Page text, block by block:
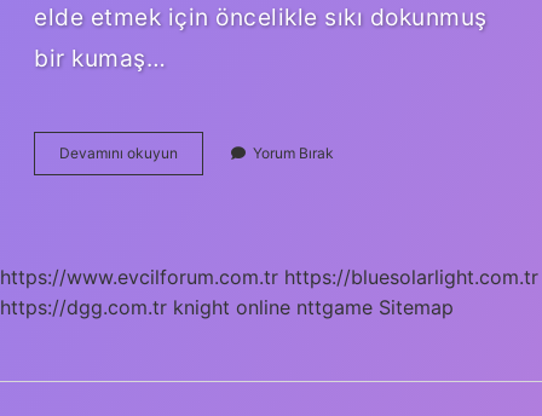
elde etmek için öncelikle sıkı dokunmuş
bir kumaş…
Devamını okuyun
Kumaşı
Yorum Bırak
https://www.evcilforum.com.tr https://bluesolarlight.com.tr
https://dgg.com.tr knight online nttgame Sitemap